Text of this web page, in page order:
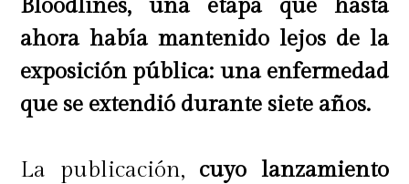
Bloodlines, una etapa que hasta
ahora había mantenido lejos de la
exposición pública: una enfermedad
que se extendió durante siete años.
La publicación, cuyo lanzamiento